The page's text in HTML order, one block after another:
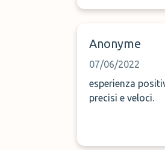
Anonyme
07/06/2022
esperienza positiva, buono il
precisi e veloci.